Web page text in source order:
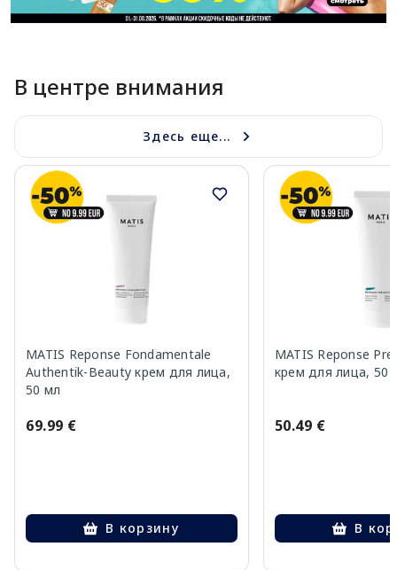
В центре внимания
Здесь еще...
MATIS Reponse Fondamentale
Authentik-Beauty крем для лица,
50 мл
69.99 €
В корзину
MATIS Reponse
крем для лица, 50
50.49 €
В